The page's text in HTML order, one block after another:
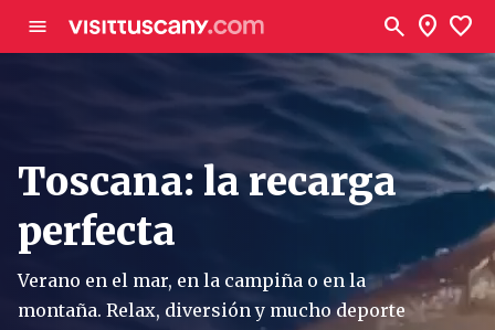
menu search location_on favorite
Toscana: la recarga
perfecta
Verano en el mar, en la campiña o en la
montaña. Relax, diversión y mucho deporte